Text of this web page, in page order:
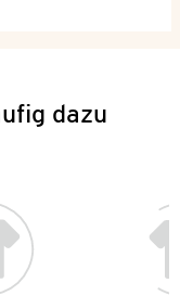
dazu